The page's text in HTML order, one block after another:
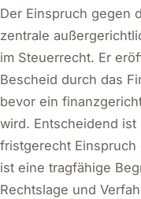
Der Einspruch gegen
zentrale
im Steuerrecht. Er
Bescheid durch das
bevor ein
wird. Entscheidend
fristgerecht
ist eine tragfähige
Rechtslage und